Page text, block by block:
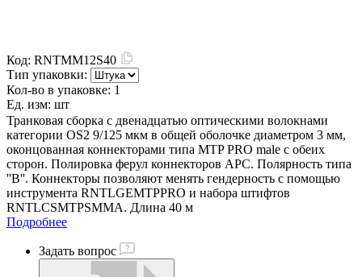
Код: RNTMM12S40
Тип упаковки:
Кол-во в упаковке: 1
Ед. изм: шт
Транковая сборка с двенадцатью оптическими волокнами
категории OS2 9/125 мкм в общей оболочке диаметром 3 мм,
оконцованная коннекторами типа MTP PRO male с обеих
сторон. Полировка ферул коннекторов APC. Полярность типа
''В''. Коннекторы позволяют менять гендерность с помощью
инструмента RNTLGEMTPPRO и набора штифтов
RNTLCSMTPSMMA. Длина 40 м
Подробнее
Задать вопрос